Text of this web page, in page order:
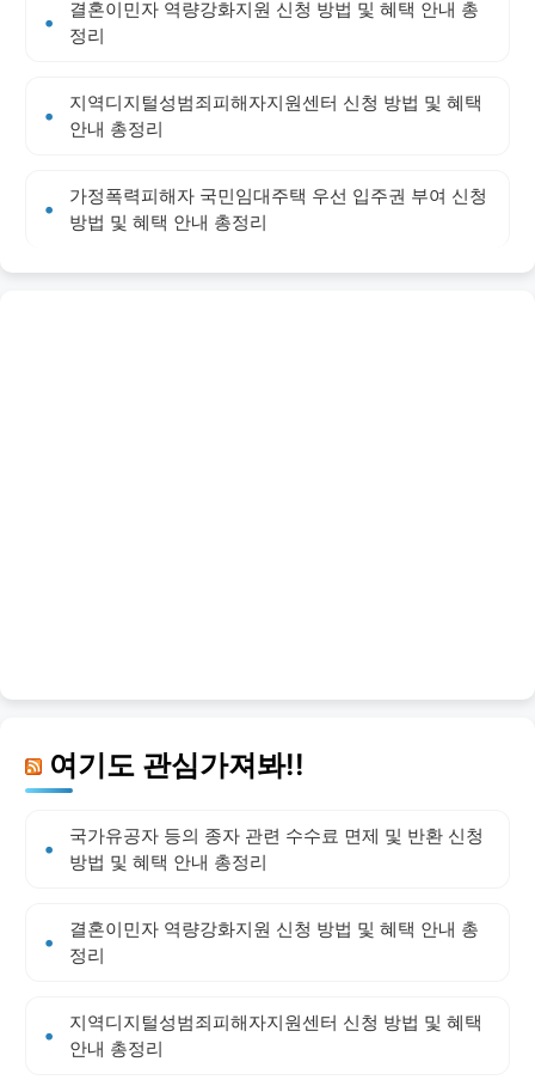
결혼이민자 역량강화지원 신청 방법 및 혜택 안내 총
정리
지역디지털성범죄피해자지원센터 신청 방법 및 혜택
안내 총정리
가정폭력피해자 국민임대주택 우선 입주권 부여 신청
방법 및 혜택 안내 총정리
여기도 관심가져봐!!
국가유공자 등의 종자 관련 수수료 면제 및 반환 신청
방법 및 혜택 안내 총정리
결혼이민자 역량강화지원 신청 방법 및 혜택 안내 총
정리
지역디지털성범죄피해자지원센터 신청 방법 및 혜택
안내 총정리